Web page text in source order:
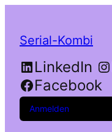
Serial-Kombi
LinkedIn
Facebook
Anmelden